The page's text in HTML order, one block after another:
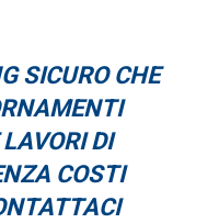
SICURO CHE
DI
COSTI